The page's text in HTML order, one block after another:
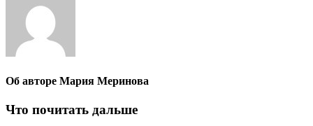
Об авторе Мария Меринова
Что почитать дальше